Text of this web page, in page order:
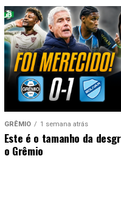
GRÊMIO 1 semana atrás
Este é o tamanho da
o Grêmio